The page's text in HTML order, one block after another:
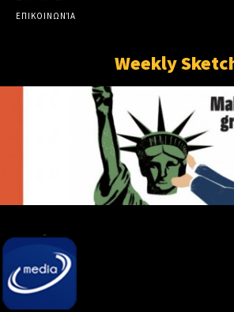
ΕΠΙΚΟΙΝΩΝΊΑ
Weekly